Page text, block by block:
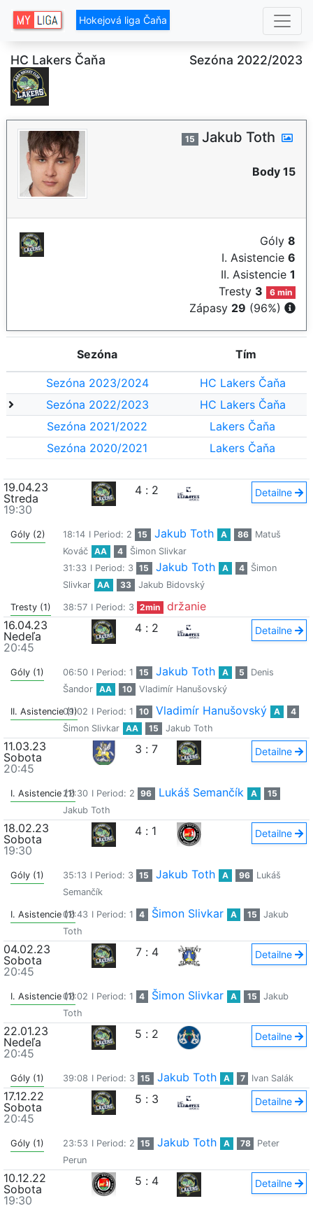
Hokejová liga Čaňa
HC Lakers Čaňa Sezóna 2022/2023
15 Jakub Toth
Body 15
Góly 8
I. Asistencie 6
II. Asistencie 1
Tresty 3 6 min
Zápasy 29 (96%)
Sezóna Tím
Sezóna 2023/2024
HC Lakers Čaňa
Sezóna 2022/2023
HC Lakers Čaňa
Sezóna 2021/2022
Lakers Čaňa
Sezóna 2020/2021
Lakers Čaňa
19.04.23
Streda
19:30
4 : 2 Detailne
Góly (2) 18:14 I Period: 2 15 Jakub Toth A 86
Matuš
Kováč
AA 4
Šimon Slivkar
31:33 I Period: 3 15 Jakub Toth A 4
Šimon
Slivkar
AA 33 Jakub Bidovský
Tresty (1) 38:57 I Period: 3 2min
držanie
16.04.23
Nedeľa
20:45
4 : 2 Detailne
Góly (1) 06:50 I Period: 1 15 Jakub Toth A 5
Denis
Šandor
AA 10 Vladimír Hanušovský
II. Asistencie (1)
09:02 I Period: 1 10 Vladimír Hanušovský A
4
Šimon Slivkar
AA 15 Jakub Toth
11.03.23
Sobota
20:45
3 : 7 Detailne
I. Asistencie (1)22:30 I Period: 2 96 Lukáš Semančík A
15
Jakub Toth
18.02.23
Sobota
19:30
4 : 1 Detailne
Góly (1) 35:13 I Period: 3 15 Jakub Toth A 96
Lukáš
Semančík
I. Asistencie (1)02:43 I Period: 1 4 Šimon Slivkar A 15
Jakub
Toth
04.02.23
Sobota
20:45
7 : 4 Detailne
I. Asistencie (1)02:02 I Period: 1 4 Šimon Slivkar A 15
Jakub
Toth
22.01.23
Nedeľa
20:45
5 : 2 Detailne
Góly (1) 39:08 I Period: 3 15 Jakub Toth A 7 Ivan Salák
17.12.22
Sobota
20:45
5 : 3 Detailne
Góly (1) 23:53 I Period: 2 15 Jakub Toth A 78
Peter
Perun
10.12.22
Sobota
19:30
5 : 4 Detailne